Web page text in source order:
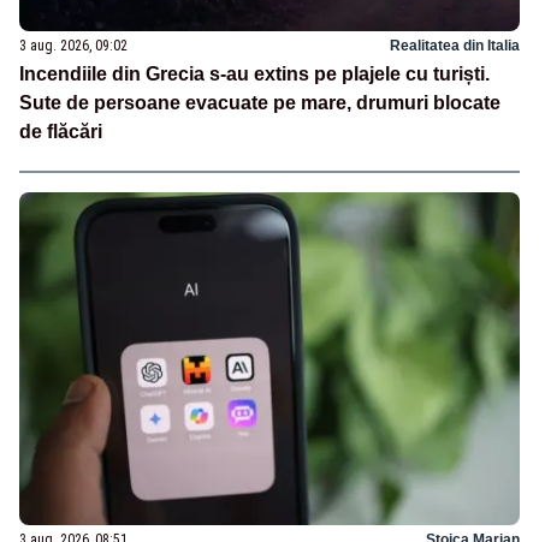
3 aug. 2026, 09:02 Realitatea din Italia
Incendiile din Grecia s-au extins pe plajele cu turiști.
Sute de persoane evacuate pe mare, drumuri blocate
de flăcări